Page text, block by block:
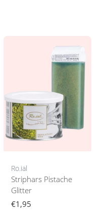
Ro.ial
Striphars Pistache
Glitter
€1,95